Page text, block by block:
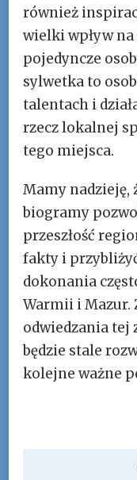
również
wielki wpływ
pojedyncze
sylwetka to
talentach i
rzecz lokalnej
tego miejsca.
Mamy nadzieję,
biogramy
przeszłość
fakty i
dokonania
Warmii i Mazur.
odwiedzania tej
będzie stale
kolejne ważne